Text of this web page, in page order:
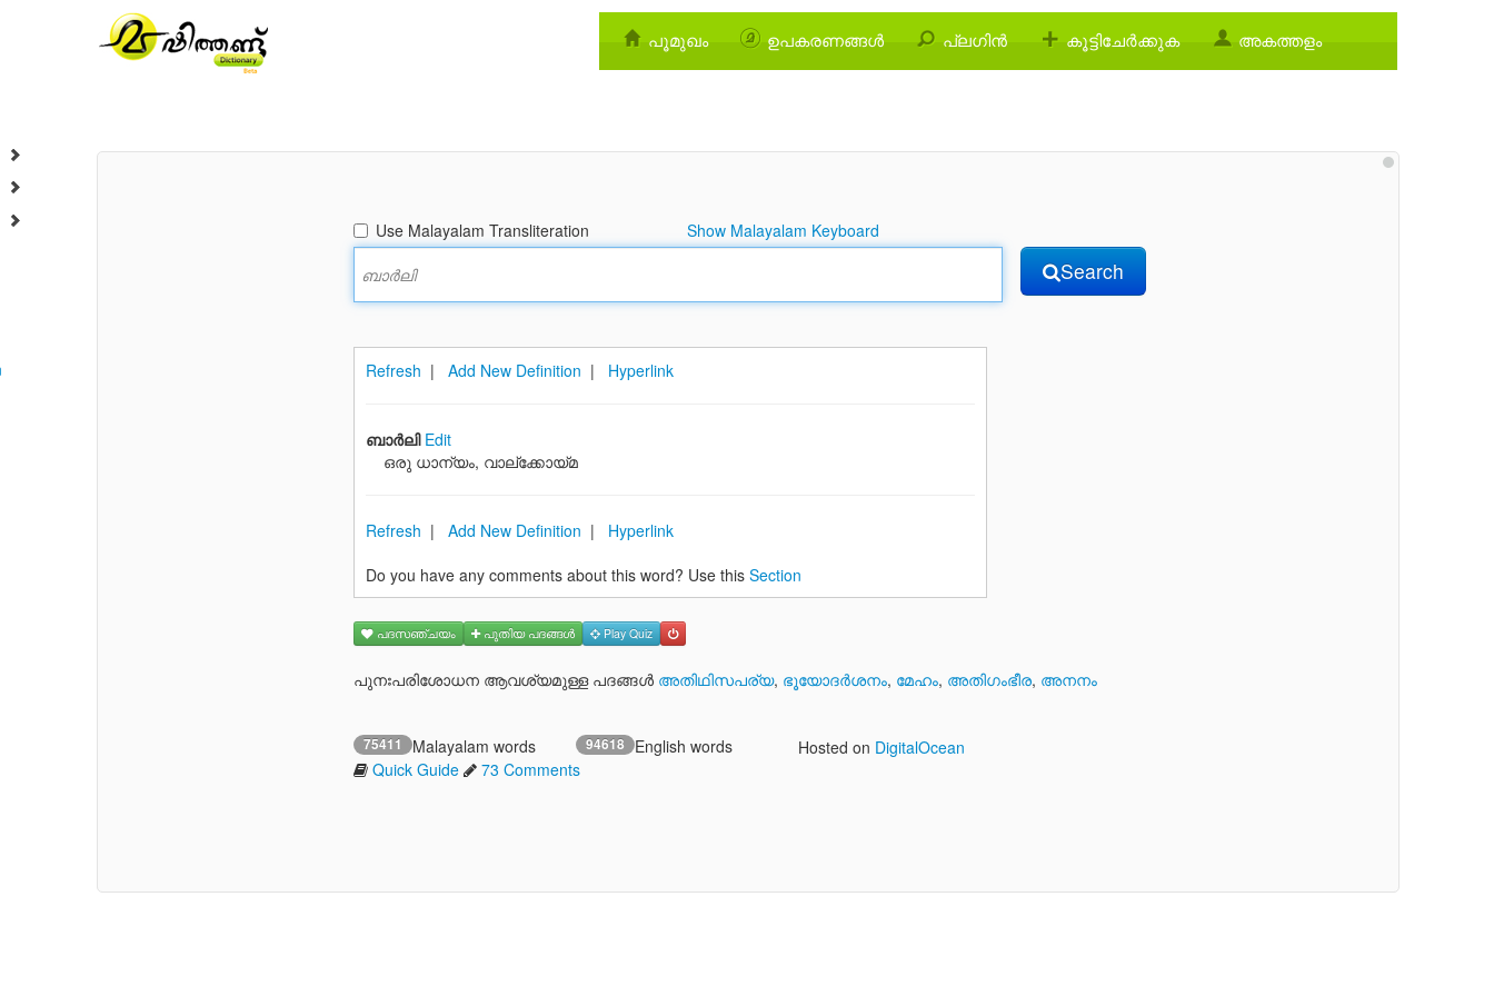
പൂമുഖം ഉപകരണങ്ങള്‍ പ്ലഗിന്‍ കൂട്ടിചേര്‍ക്കുക അകത്തളം
Use Malayalam Transliteration Show Malayalam Keyboard
Search
Refresh | Add New Definition | Hyperlink
ബാര്‍ലി Edit
ഒരു ധാന്യം, വാല്ക്കോയ്മ
Refresh | Add New Definition | Hyperlink
Do you have any comments about this word? Use this Section
പദസഞ്ചയം പുതിയ പദങ്ങള്‍ Play Quiz
പുനഃപരിശോധന ആവശ്യമുള്ള പദങ്ങള്‍ അതിഥിസപര്യ, ഭൂയോദര്‍ശനം, മേഹം, അതിഗംഭീര, അനനം
75411 Malayalam words 94618 English words Hosted on DigitalOcean
Quick Guide
73 Comments